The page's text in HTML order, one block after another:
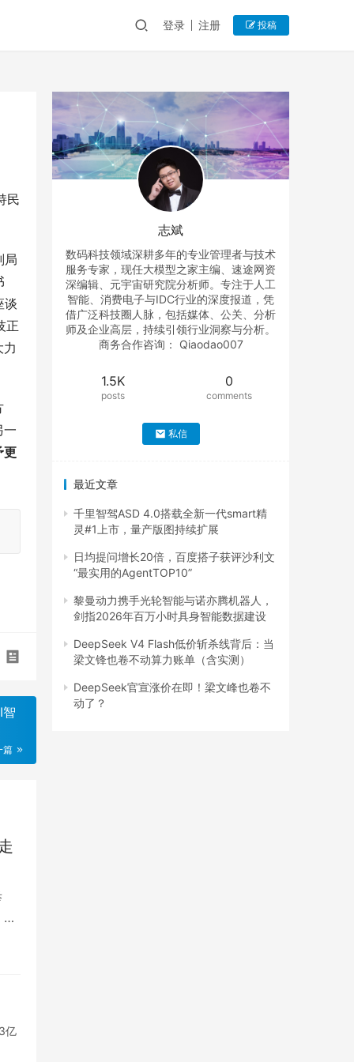
登录 注册 投稿
民
局
谈
正
一
更
篇
亿
志斌
数码科技领域深耕多年的专业管理者与技术
服务专家，现任大模型之家主编、速途网资
深编辑、元宇宙研究院分析师。专注于人工
智能、消费电子与IDC行业的深度报道，凭
借广泛科技圈人脉，包括媒体、公关、分析
师及企业高层，持续引领行业洞察与分析。
商务合作咨询： Qiaodao007
1.5K
posts
0
comments
私信
最近文章
千里智驾ASD 4.0搭载全新一代smart精
灵#1上市，量产版图持续扩展
日均提问增长20倍，百度搭子获评沙利文
“最实用的AgentTOP10”
黎曼动力携手光轮智能与诺亦腾机器人，
剑指2026年百万小时具身智能数据建设
DeepSeek V4 Flash低价斩杀线背后：当
梁文锋也卷不动算力账单（含实测）
DeepSeek官宣涨价在即！梁文峰也卷不
动了？